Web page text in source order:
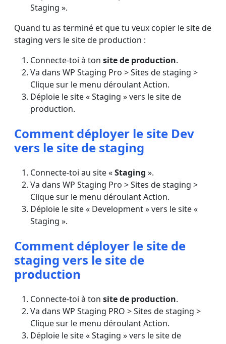
Staging ».
Quand tu as terminé et que tu veux copier le site de
staging vers le site de production :
Connecte-toi à ton site de production.
Va dans WP Staging Pro > Sites de staging >
Clique sur le menu déroulant Action.
Déploie le site « Staging » vers le site de
production.
Comment déployer le site Dev
vers le site de staging
Connecte-toi au site «Staging ».
Va dans WP Staging Pro > Sites de staging >
Clique sur le menu déroulant Action.
Déploie le site « Development » vers le site «
Staging ».
Comment déployer le site de
staging vers le site de
production
Connecte-toi à ton site de production.
Va dans WP Staging PRO > Sites de staging >
Clique sur le menu déroulant Action.
Déploie le site « Staging » vers le site de